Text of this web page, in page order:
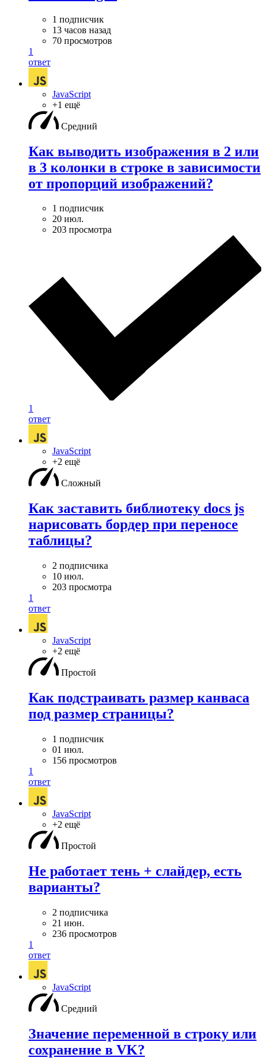
1 подписчик
13 часов назад
70 просмотров
1
ответ
JavaScript
+1 ещё
Средний
Как выводить изображения в 2 или
в 3 колонки в строке в зависимости
от пропорций изображений?
1 подписчик
20 июл.
203 просмотра
1
ответ
JavaScript
+2 ещё
Сложный
Как заставить библиотеку docs js
нарисовать бордер при переносе
таблицы?
2 подписчика
10 июл.
203 просмотра
1
ответ
JavaScript
+2 ещё
Простой
Как подстраивать размер канваса
под размер страницы?
1 подписчик
01 июл.
156 просмотров
1
ответ
JavaScript
+2 ещё
Простой
Не работает тень + слайдер, есть
варианты?
2 подписчика
21 июн.
236 просмотров
1
ответ
JavaScript
Средний
Значение переменной в строку или
сохранение в VK?